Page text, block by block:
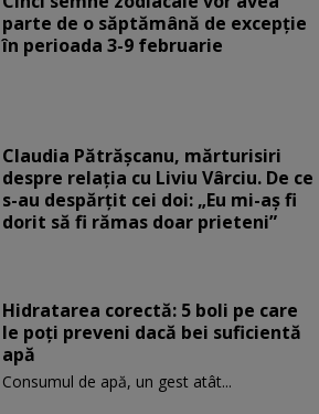
parte de o săptămână de excepție
în perioada 3-9 februarie
Claudia Pătrășcanu, mărturisiri
despre relația cu Liviu Vârciu. De ce
s-au despărțit cei doi: „Eu mi-aș fi
dorit să fi rămas doar prieteni”
Hidratarea corectă: 5 boli pe care
le poți preveni dacă bei suficientă
apă
Consumul de apă, un gest atât...